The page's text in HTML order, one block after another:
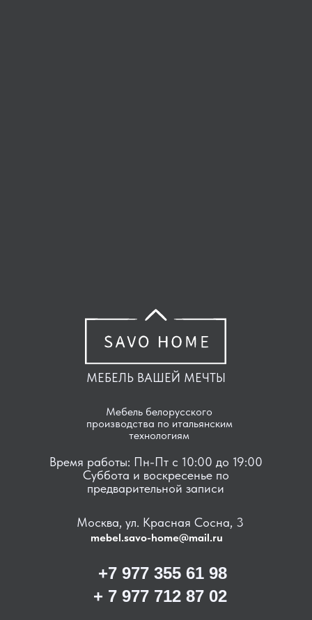
+ 7 977 712 87 02
Время работы: Пн-Пт с 10:00 до 19:00
Суббота и воскресенье по
предварительной записи
Москва, ул. Красная Сосна, 3
+7 977 355 61 98
Мебель белорусского
производства по итальянским
технологиям
МЕБЕЛЬ ВАШЕЙ МЕЧТЫ
mebel.savo-home@mail.ru